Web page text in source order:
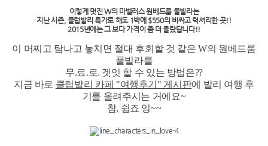
이렇게 멋진 W의 마벨러스 원베드룸 풀빌라는
지난 시즌, 클럽발리 특가로 해도 1박에 $550의 비싸고 럭셔리한 곳!!
2015년에는 그 보다 가격이 좀 더 올랐답니다!!
이 머찌고 탐나고 놓치면 절대 후회할 것 같은 W의 원베드룸
풀빌라를
무.료.로. 겟잇 할 수 있는 방법은??
지금 바로 클럽발리 카페 "여행후기" 게시판에 발리 여행 후
기를 올려주시는 거에요~
참, 쉽죠 잉~~